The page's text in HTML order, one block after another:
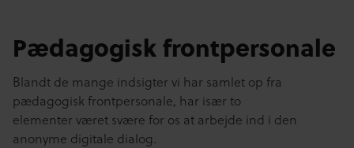
Pædagogisk frontpersonale
Blandt de mange indsigter vi har samlet op fra
pædagogisk frontpersonale, har især to
elementer været svære for os at arbejde ind i den
anonyme digitale dialog.